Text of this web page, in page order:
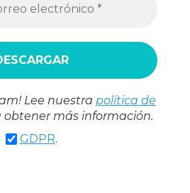
Lee nuestra política de
obtener más información.
GDPR.